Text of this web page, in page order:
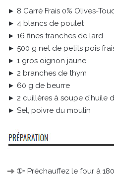
► 8 Carré Frais 0% Olives-
► 4 blancs de poulet
► 16 fines tranches de lard
► 500 g net de petits pois
► 1 gros oignon jaune
► 2 branches de thym
► 60 g de beurre
► 2 cuillères à soupe d’huile
► Sel, poivre du moulin
①• Préchauffez le four à